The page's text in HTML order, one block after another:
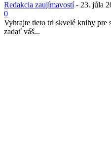
Redakcia zaujímavostí - 23. júla
0
Vyhrajte tieto tri skvelé knihy pre
zadať váš...